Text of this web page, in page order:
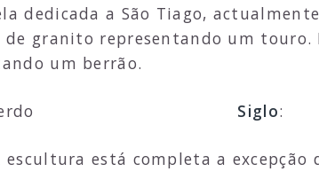
dedicada a São Tiago,
de granito representando um
um berrão.
Siglo:
escultura está completa a excepção